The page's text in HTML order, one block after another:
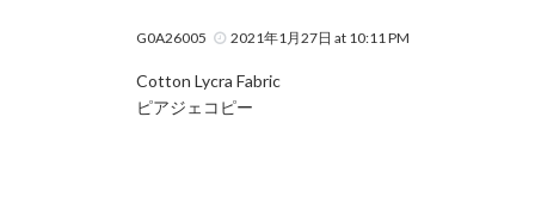
G0A26005 2021年1月27日 at 10:11 PM
Cotton Lycra Fabric
ピアジェコピー